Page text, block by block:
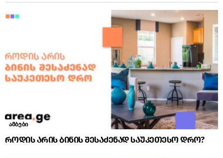
ამბები
როდის არის ბინის შესაძენად საუკეთესო დრო?